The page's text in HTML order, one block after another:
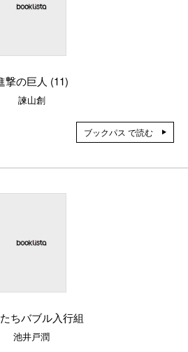
撃の巨人 (11)
諫山創
ブックパス で読む
ちバブル入行組
池井戸潤